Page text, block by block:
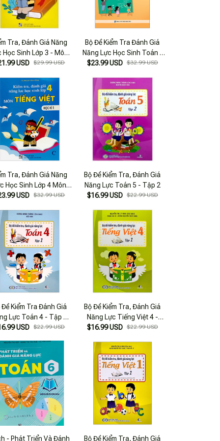
Tra, Đánh Giá Năng
Học Sinh Lớp 3 - Môn
Việt - Học Kì 2
USD $29.99 USD
Bộ Đề Kiểm Tra Đánh Giá
Năng Lực Học Sinh Toán -
Tiếng Việt 2
$23.99 USD $32.99 USD
Tra, Đánh Giá Năng
Học Sinh Lớp 4 Môn
Việt - Học Kì 1
USD $32.99 USD
Bộ Đề Kiểm Tra, Đánh Giá
Năng Lực Toán 5 - Tập 2
$16.99 USD $22.99 USD
Đề Kiểm Tra Đánh Giá
Lực Toán 4 - Tập 1
(Tái Bản 2022)
USD $22.99 USD
Bộ Đề Kiểm Tra, Đánh Giá
Năng Lực Tiếng Việt 4 -
Tập 1
$16.99 USD $22.99 USD
- Phát Triển Và Đánh
Bộ Đề Kiểm Tra, Đánh Giá